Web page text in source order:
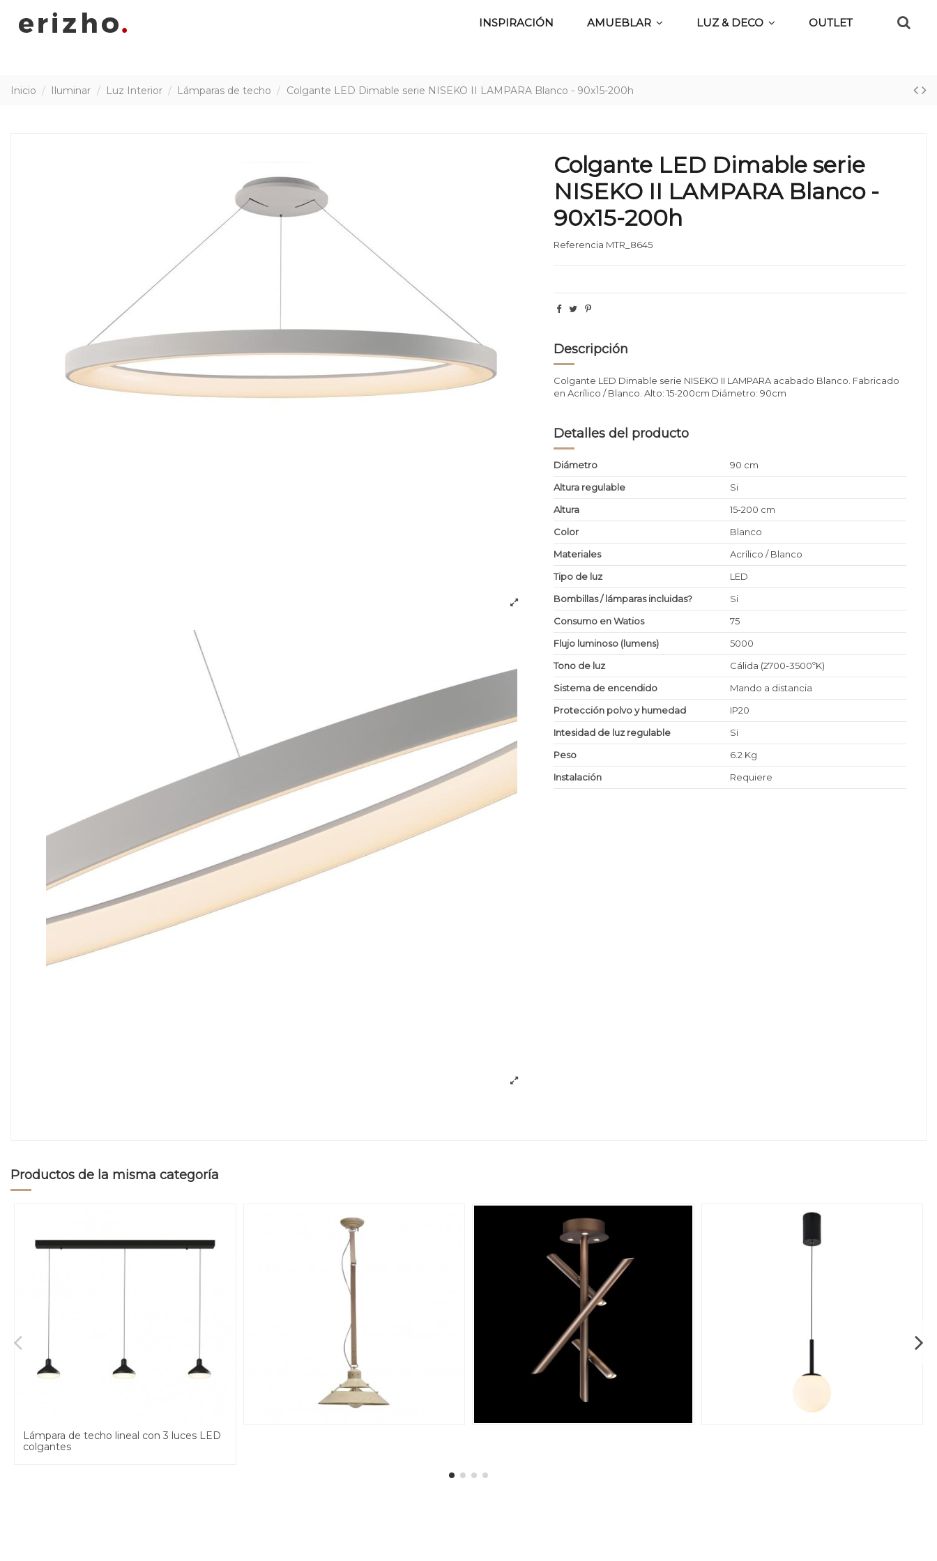
INSPIRACIÓN AMUEBLAR LUZ & DECO OUTLET
Inicio Iluminar Luz Interior Lámparas de techo Colgante LED Dimable serie NISEKO II LAMPARA Blanco - 90x15-200h
Colgante LED Dimable serie
NISEKO II LAMPARA Blanco -
90x15-200h
Referencia MTR_8645
Descripción
Colgante LED Dimable serie NISEKO II LAMPARA acabado Blanco. Fabricado
en Acrílico / Blanco. Alto: 15-200cm Diámetro: 90cm
Detalles del producto
Diámetro
90 cm
Altura regulable
Si
Altura
15-200 cm
Color
Blanco
Materiales
Acrílico / Blanco
Tipo de luz
LED
Bombillas / lámparas incluidas?
Si
Consumo en Watios
75
Flujo luminoso (lumens)
5000
Tono de luz
Cálida (2700-3500ºK)
Sistema de encendido
Mando a distancia
Protección polvo y humedad
IP20
Intesidad de luz regulable
Si
Peso
6.2 Kg
Instalación
Requiere
Productos de la misma categoría
Lámpara de techo lineal con 3 luces LED
colgantes